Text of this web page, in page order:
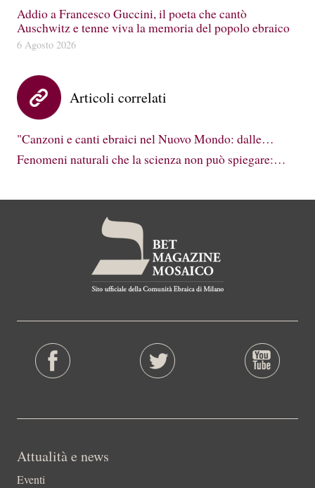
Addio a Francesco Guccini, il poeta che cantò
Auschwitz e tenne viva la memoria del popolo ebraico
6 Agosto 2026
Articoli correlati
"Canzoni e canti ebraici nel Nuovo Mondo: dalle…
Fenomeni naturali che la scienza non può spiegare:…
Attualità e news
Eventi